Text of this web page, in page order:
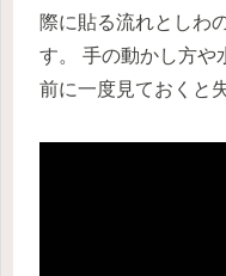
際に貼る流れとしわ
す。 手の動かし方や
前に一度見ておくと